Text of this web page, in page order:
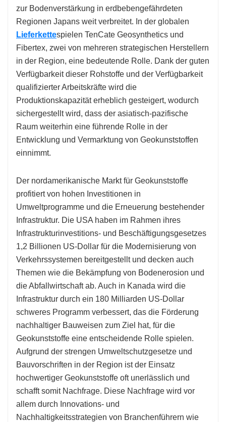
zur Bodenverstärkung in erdbebengefährdeten
Regionen Japans weit verbreitet. In der globalen
Lieferkettespielen TenCate Geosynthetics und
Fibertex, zwei von mehreren strategischen Herstellern
in der Region, eine bedeutende Rolle. Dank der guten
Verfügbarkeit dieser Rohstoffe und der Verfügbarkeit
qualifizierter Arbeitskräfte wird die
Produktionskapazität erheblich gesteigert, wodurch
sichergestellt wird, dass der asiatisch-pazifische
Raum weiterhin eine führende Rolle in der
Entwicklung und Vermarktung von Geokunststoffen
einnimmt.
Der nordamerikanische Markt für Geokunststoffe
profitiert von hohen Investitionen in
Umweltprogramme und die Erneuerung bestehender
Infrastruktur. Die USA haben im Rahmen ihres
Infrastrukturinvestitions- und Beschäftigungsgesetzes
1,2 Billionen US-Dollar für die Modernisierung von
Verkehrssystemen bereitgestellt und decken auch
Themen wie die Bekämpfung von Bodenerosion und
die Abfallwirtschaft ab. Auch in Kanada wird die
Infrastruktur durch ein 180 Milliarden US-Dollar
schweres Programm verbessert, das die Förderung
nachhaltiger Bauweisen zum Ziel hat, für die
Geokunststoffe eine entscheidende Rolle spielen.
Aufgrund der strengen Umweltschutzgesetze und
Bauvorschriften in der Region ist der Einsatz
hochwertiger Geokunststoffe oft unerlässlich und
schafft somit Nachfrage. Diese Nachfrage wird vor
allem durch Innovations- und
Nachhaltigkeitsstrategien von Branchenführern wie